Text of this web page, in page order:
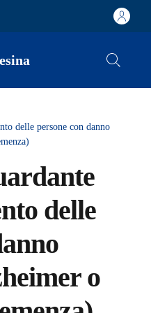
delle persone con danno
delle
o